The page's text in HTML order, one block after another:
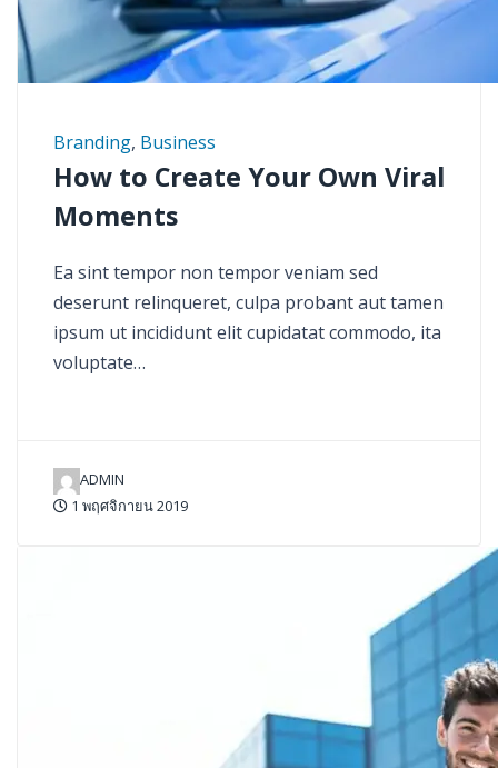
Branding, Business
How to Create Your Own Viral
Moments
Ea sint tempor non tempor veniam sed
deserunt relinqueret, culpa probant aut tamen
ipsum ut incididunt elit cupidatat commodo, ita
voluptate…
ADMIN
1 พฤศจิกายน 2019